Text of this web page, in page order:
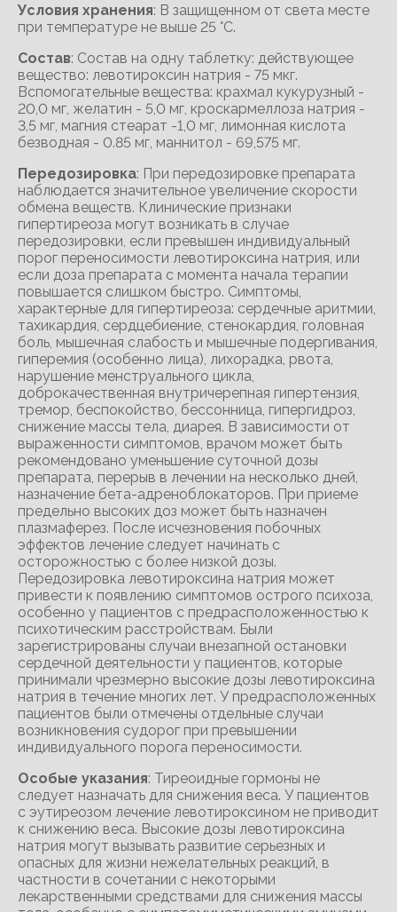
Условия хранения: В защищенном от света месте
при температуре не выше 25 °С.
Состав: Состав на одну таблетку: действующее
вещество: левотироксин натрия - 75 мкг.
Вспомогательные вещества: крахмал кукурузный -
20,0 мг, желатин - 5,0 мг, кроскармеллоза натрия -
3,5 мг, магния стеарат -1,0 мг, лимонная кислота
безводная - 0.85 мг, маннитол - 69,575 мг.
Передозировка: При передозировке препарата
наблюдается значительное увеличение скорости
обмена веществ. Клинические признаки
гипертиреоза могут возникать в случае
передозировки, если превышен индивидуальный
порог переносимости левотироксина натрия, или
если доза препарата с момента начала терапии
повышается слишком быстро. Симптомы,
характерные для гипертиреоза: сердечные аритмии,
тахикардия, сердцебиение, стенокардия, головная
боль, мышечная слабость и мышечные подергивания,
гиперемия (особенно лица), лихорадка, рвота,
нарушение менструального цикла,
доброкачественная внутричерепная гипертензия,
тремор, беспокойство, бессонница, гипергидроз,
снижение массы тела, диарея. В зависимости от
выраженности симптомов, врачом может быть
рекомендовано уменьшение суточной дозы
препарата, перерыв в лечении на несколько дней,
назначение бета-адреноблокаторов. При приеме
предельно высоких доз может быть назначен
плазмаферез. После исчезновения побочных
эффектов лечение следует начинать с
осторожностью с более низкой дозы.
Передозировка левотироксина натрия может
привести к появлению симптомов острого психоза,
особенно у пациентов с предрасположенностью к
психотическим расстройствам. Были
зарегистрированы случаи внезапной остановки
сердечной деятельности у пациентов, которые
принимали чрезмерно высокие дозы левотироксина
натрия в течение многих лет. У предрасположенных
пациентов были отмечены отдельные случаи
возникновения судорог при превышении
индивидуального порога переносимости.
Особые указания: Тиреоидные гормоны не
следует назначать для снижения веса. У пациентов
с эутиреозом лечение левотироксином не приводит
к снижению веса. Высокие дозы левотироксина
натрия могут вызывать развитие серьезных и
опасных для жизни нежелательных реакций, в
частности в сочетании с некоторыми
лекарственными средствами для снижения массы